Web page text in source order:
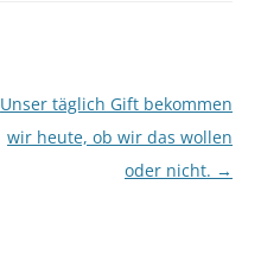
Unser täglich Gift bekommen
wir heute, ob wir das wollen
oder nicht. →